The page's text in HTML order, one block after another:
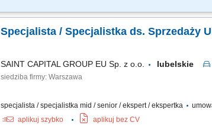
Twój zakres obowiązków: budowanie własnego biznesu przy
Specjalista / Specjalistka ds. Sprzedaży
SAINT CAPITAL GROUP EU Sp. z o.o. lubelskie
siedziba firmy: Warszawa
specjalista / specjalistka mid / senior / ekspert / ekspertka
aplikuj szybko
aplikuj bez CV